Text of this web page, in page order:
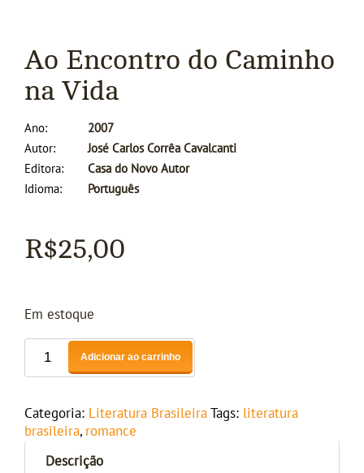
Ao Encontro do Caminho
na Vida
Ano
2007
Autor
José Carlos Corrêa Cavalcanti
Editora
Casa do Novo Autor
Idioma
Português
R$25,00
Em estoque
Adicionar ao carrinho
Categoria: Literatura Brasileira Tags: literatura
brasileira, romance
Descrição